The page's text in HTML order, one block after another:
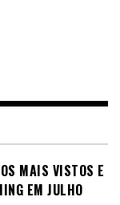
MAIS VISTOS E
EM JULHO